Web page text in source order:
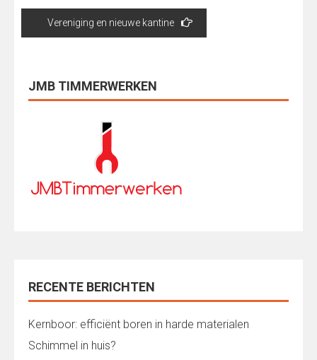
Vereniging en nieuwe kantine
JMB TIMMERWERKEN
RECENTE BERICHTEN
Kernboor: efficiënt boren in harde materialen
Schimmel in huis?